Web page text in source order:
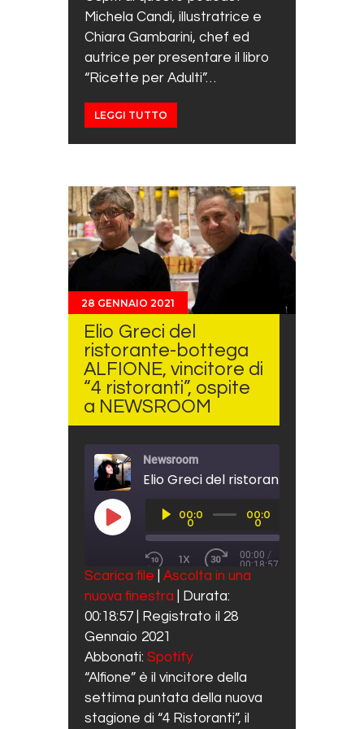
Michela Candi, illustratrice e
Chiara Gambarini, chef ed
autrice per presentare il libro
“Ricette per Adulti”…
LEGGI TUTTO
28 GENNAIO 2021
Elio Greci del
ristorante-bottega
ALFIONE, vincitore di
“4 ristoranti”, ospite
a NEWSROOM
Newsroom
PLAY EPISODE
Player00:0
0
00:0
0
REWIND 10 SECONDS
1X
FAST FORWARD 30
00:00 /
00:18:57
SUBSCRIBE SHARE
Spotify
RSS FEED
SHARE
LINK
EMBED
Scarica file
Ascolta in una
nuova finestra
Durata:
00:18:57
Registrato il 28
Gennaio 2021
Abbonati: Spotify
“Alfione” è il vincitore della
settima puntata della nuova
stagione di “4 Ristoranti”, il